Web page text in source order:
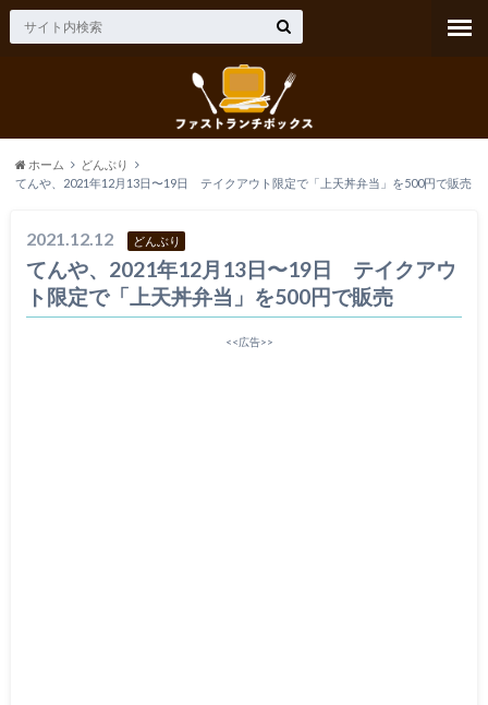
ホーム
どんぶり
てんや、2021年12月13日〜19日 テイクアウト限定で「上天丼弁当」を500円で販売
2021.12.12 どんぶり
てんや、2021年12月13日〜19日 テイクアウ
ト限定で「上天丼弁当」を500円で販売
<<広告>>